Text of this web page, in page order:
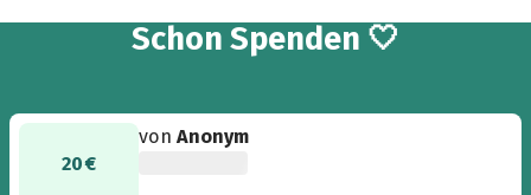
Schon 4
Spenden 🤍
20 €
vonAnonym